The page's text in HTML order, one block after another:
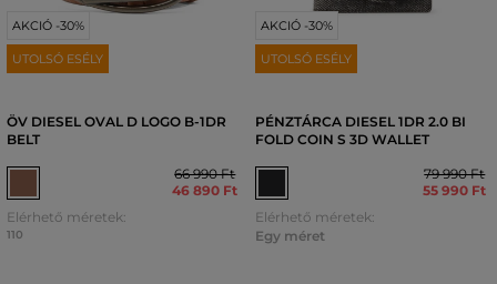
AKCIÓ -30%
UTOLSÓ ESÉLY
ÖV DIESEL OVAL D LOGO B-1DR
BELT
66 990 Ft
46 890 Ft
Elérhető méretek:
110
AKCIÓ -30%
UTOLSÓ ESÉLY
PÉNZTÁRCA DIESEL 1DR 2.0 BI
FOLD COIN S 3D WALLET
79 990 Ft
55 990 Ft
Elérhető méretek:
Egy méret